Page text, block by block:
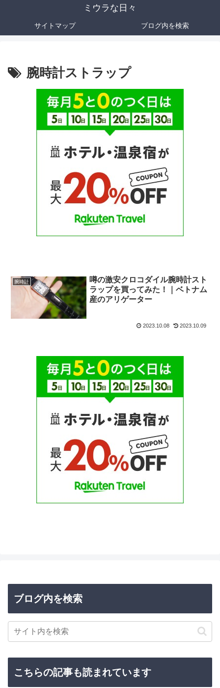
ミウラな日々
サイトマップ ブログ内を検索
腕時計ストラップ
腕時計
噂の激安クロコダイル腕時計スト
ラップを買ってみた！｜ベトナム
産のアリゲーター
2023.10.08 2023.10.09
ブログ内を検索
こちらの記事も読まれています